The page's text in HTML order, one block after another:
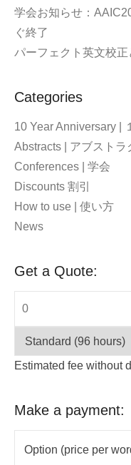
学会お知らせ：
ぐ終了
パーフェクト英文校正
Categories
10 Year Anniversary |
Abstracts | アブストラ
Conferences | 学会
Discounts 割引
How to use | 使い方
News
Get a Quote:
Estimated fee without
Make a payment:
Option (price per